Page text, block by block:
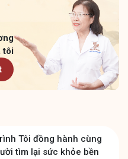
tôi
Tôi đồng hành cùng
tìm lại sức khỏe bền